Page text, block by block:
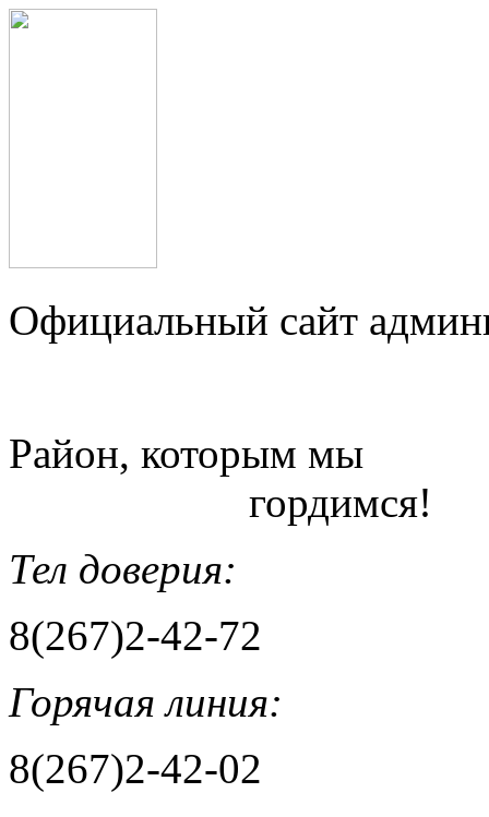
Официальный сайт
Район, которым мы
гордимся!
Тел доверия:
8(267)2-42-72
Горячая линия:
8(267)2-42-02